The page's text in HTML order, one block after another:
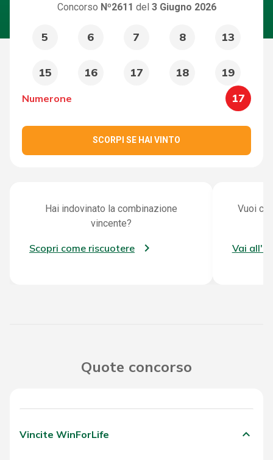
Concorso Nº2611 del 3 Giugno 2026
5 6 7 8 13
15 16 17 18 19
Numerone 17
SCORPI SE HAI VINTO
Hai indovinato la combinazione
vincente?
Scopri come riscuotere
Vuoi
Vai
Quote concorso
Vincite WinForLife keyboard_arrow_down